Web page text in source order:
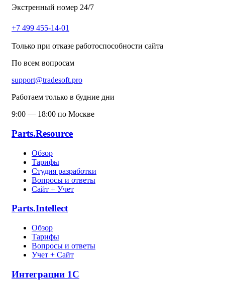
Экстренный номер 24/7
+7 499 455-14-01
Только при отказе работоспособности сайта
По всем вопросам
support@tradesoft.pro
Работаем только в будние дни
9:00 — 18:00 по Москве
Parts.Resource
Обзор
Тарифы
Студия разработки
Вопросы и ответы
Сайт + Учет
Parts.Intellect
Обзор
Тарифы
Вопросы и ответы
Учет + Сайт
Интеграции 1С